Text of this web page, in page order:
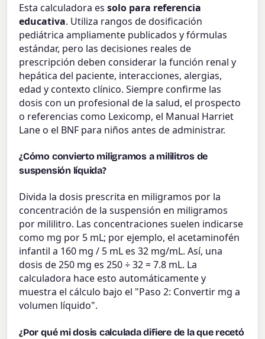
Esta calculadora essolo para referencia
educativa. Utiliza rangos de dosificación
pediátrica ampliamente publicados y fórmulas
estándar, pero las decisiones reales de
prescripción deben considerar la función renal y
hepática del paciente, interacciones, alergias,
edad y contexto clínico. Siempre confirme las
dosis con un profesional de la salud, el prospecto
o referencias como Lexicomp, el Manual Harriet
Lane o el BNF para niños antes de administrar.
¿Cómo convierto miligramos a mililitros de
suspensión líquida?
Divida la dosis prescrita en miligramos por la
concentración de la suspensión en miligramos
por mililitro. Las concentraciones suelen indicarse
como mg por 5 mL; por ejemplo, el acetaminofén
infantil a 160 mg / 5 mL es 32 mg/mL. Así, una
dosis de 250 mg es 250 ÷ 32 = 7.8 mL. La
calculadora hace esto automáticamente y
muestra el cálculo bajo el "Paso 2: Convertir mg a
volumen líquido".
¿Por qué mi dosis calculada difiere de la que recetó